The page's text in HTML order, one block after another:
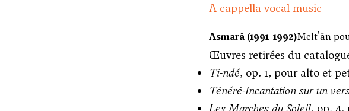
A cappella vocal music
Asmarâ (1991-1992)Melt'ân
Œuvres retirées du
Ti-ndé, op. 1, pour alto et
Ténéré-Incantation sur un